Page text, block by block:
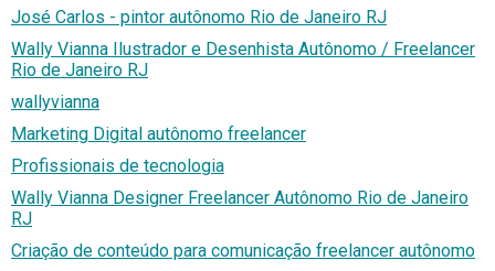
José Carlos - pintor autônomo Rio de Janeiro RJ
Wally Vianna Ilustrador e Desenhista Autônomo / Freelancer
Rio de Janeiro RJ
wallyvianna
Marketing Digital autônomo freelancer
Profissionais de tecnologia
Wally Vianna Designer Freelancer Autônomo Rio de Janeiro
RJ
Criação de conteúdo para comunicação freelancer autônomo